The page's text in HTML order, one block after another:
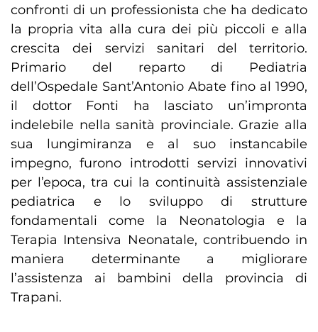
confronti di un professionista che ha dedicato
la propria vita alla cura dei più piccoli e alla
crescita dei servizi sanitari del territorio.
Primario del reparto di Pediatria
dell’Ospedale Sant’Antonio Abate fino al 1990,
il dottor Fonti ha lasciato un’impronta
indelebile nella sanità provinciale. Grazie alla
sua lungimiranza e al suo instancabile
impegno, furono introdotti servizi innovativi
per l’epoca, tra cui la continuità assistenziale
pediatrica e lo sviluppo di strutture
fondamentali come la Neonatologia e la
Terapia Intensiva Neonatale, contribuendo in
maniera determinante a migliorare
l’assistenza ai bambini della provincia di
Trapani.